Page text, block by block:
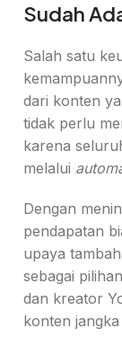
Sudah
Salah satu
dari konten
tidak perlu
karena
melalui
Dengan
pendapatan
upaya
sebagai
dan kreator
konten